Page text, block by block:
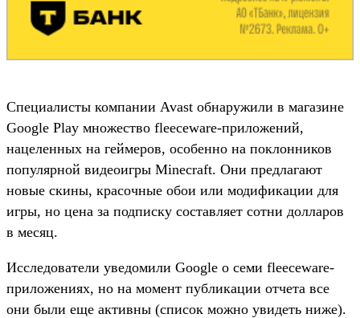
Специалисты компании Avast обнаружили в магазине
Google Play множество fleeceware-приложений,
нацеленных на геймеров, особенно на поклонников
популярной видеоигры Minecraft. Они предлагают
новые скины, красочные обои или модификации для
игры, но цена за подписку составляет сотни долларов
в месяц.
Исследователи уведомили Google о семи fleeceware-
приложениях, но на момент публикации отчета все
они были еще активны (список можно увидеть ниже).